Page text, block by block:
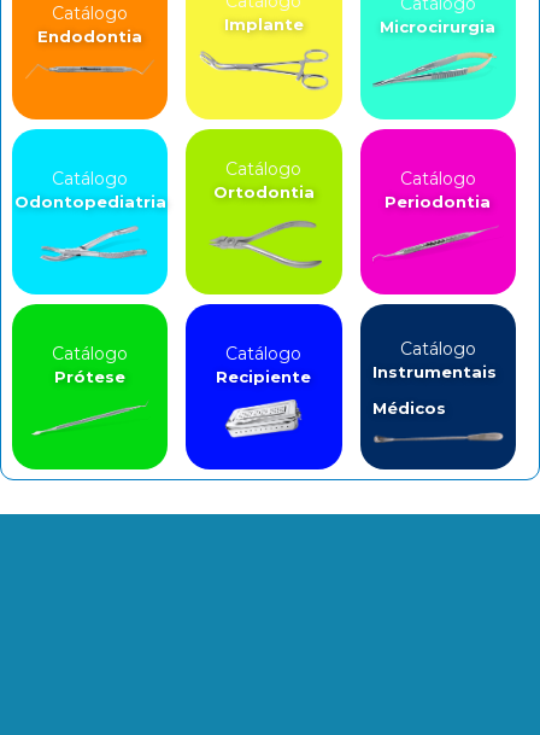
Catálogo
Endodontia
Implante Microcirurgia
Catálogo
Odontopediatria
Catálogo
Ortodontia
Catálogo
Periodontia
Catálogo
Prótese
Catálogo
Recipiente
Catálogo
Instrumentais
Médicos